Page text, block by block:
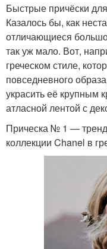
Быстрые причёски
Казалось бы, как
отличающиеся
так уж мало. Вот,
греческом стиле,
повседневного
украсить её крупным
атласной лентой с
Прическа № 1 —
коллекции Chanel в